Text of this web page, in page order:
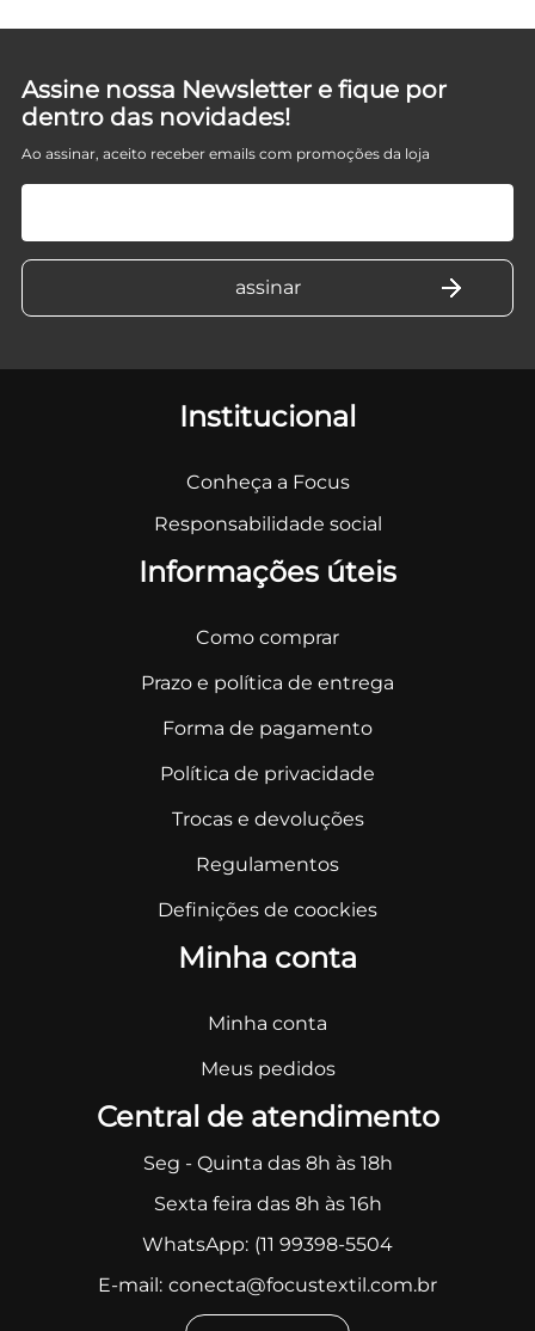
Assine nossa Newsletter e fique por
dentro das novidades!
Ao assinar, aceito receber emails com promoções da loja
Institucional
Conheça a Focus
Responsabilidade social
Informações úteis
Como comprar
Prazo e política de entrega
Forma de pagamento
Política de privacidade
Trocas e devoluções
Regulamentos
Definições de coockies
Minha conta
Minha conta
Meus pedidos
Central de atendimento
Seg - Quinta das 8h às 18h
Sexta feira das 8h às 16h
WhatsApp: (11 99398-5504
E-mail: conecta@focustextil.com.br